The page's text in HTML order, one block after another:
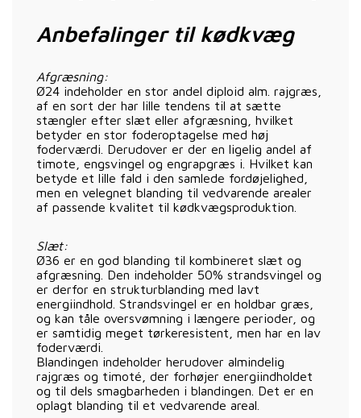
Anbefalinger til kødkvæg
Afgræsning:
Ø24 indeholder en stor andel diploid alm. rajgræs,
af en sort der har lille tendens til at sætte
stængler efter slæt eller afgræsning, hvilket
betyder en stor foderoptagelse med høj
foderværdi. Derudover er der en ligelig andel af
timote, engsvingel og engrapgræs i. Hvilket kan
betyde et lille fald i den samlede fordøjelighed,
men en velegnet blanding til vedvarende arealer
af passende kvalitet til kødkvægsproduktion.
Slæt:
Ø36 er en god blanding til kombineret slæt og
afgræsning. Den indeholder 50% strandsvingel og
er derfor en strukturblanding med lavt
energiindhold. Strandsvingel er en holdbar græs,
og kan tåle oversvømning i længere perioder, og
er samtidig meget tørkeresistent, men har en lav
foderværdi.
Blandingen indeholder herudover almindelig
rajgræs og timoté, der forhøjer energiindholdet
og til dels smagbarheden i blandingen. Det er en
oplagt blanding til et vedvarende areal.